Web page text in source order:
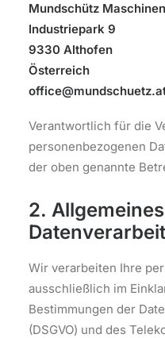
Mundschütz
Industriepark 9
9330 Althofen
Österreich
Verantwortlich für die
personenbezogenen
der oben genannte
2.
Wir verarbeiten Ihre
ausschließlich im
Bestimmungen der
(DSGVO) und des